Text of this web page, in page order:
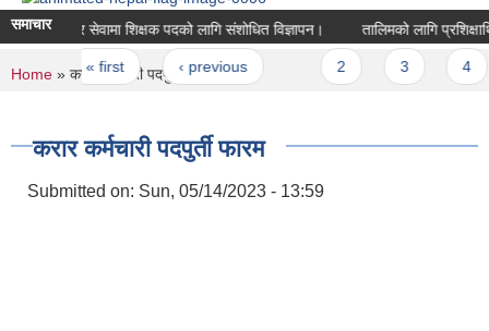
समाचारकरार सेवामा शिक्षक पदको लागि संशोधित विज्ञापन। तालिमको लागि
Pages
« first ‹ previous
You are here
Home » करार कर्मचारी पदपुर्ती फारम
करार कर्मचारी पदपुर्ती फारम
Submitted on: Sun, 05/14/2023 - 13:59